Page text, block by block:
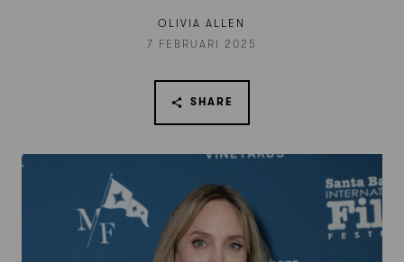
OLIVIA ALLEN
7 FEBRUARI 2025
SHARE